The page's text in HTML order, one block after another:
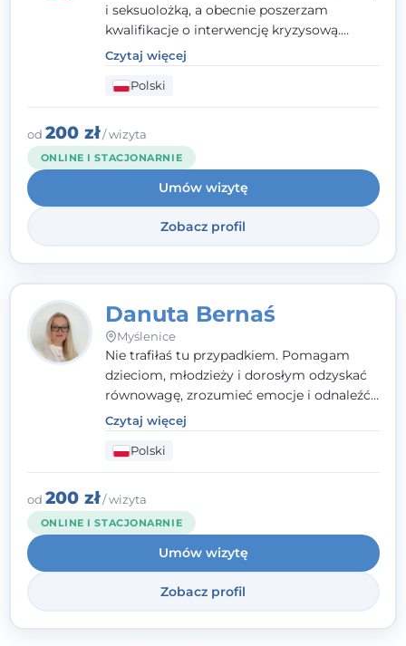
i seksuolożką, a obecnie poszerzam
kwalifikacje o interwencję kryzysową.
Pracuję w nurcie terapii trzeciej fali, łącząc
metody o potwierdzonej skuteczności.
Towarzyszę młodzieży, dorosłym i parom w
radzeniu sobie z bolesnymi
doświadczeniami tak, by mogli żyć pełniej.
Czytaj więcej
Polski
od 200 zł/ wizyta
ONLINE I STACJONARNIE
Umów wizytę
Zobacz profil
Danuta Bernaś
Myślenice
Nie trafiłaś tu przypadkiem. Pomagam
dzieciom, młodzieży i dorosłym odzyskać
równowagę, zrozumieć emocje i odnaleźć
wewnętrzną siłę. Moja droga do
psychologii zaczęła się od życia - pełnego
wyzwań, które nauczyły mnie uważności,
empatii i pokory. Dziś łączę doświadczenie
nauczycielki, psychologa, psychoterapeuty
i seksuologa tworząc bezpieczną
przestrzeń, w której można poczuć spokój i
wsparcie. Nie obiecuję łatwych rozwiązań -
ale mogę obiecać, że będę po Twojej
Czytaj więcej
Polski
od 200 zł/ wizyta
ONLINE I STACJONARNIE
Umów wizytę
Zobacz profil